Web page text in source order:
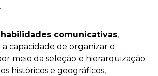
habilidades comunicativas,
capacidade de organizar o
meio da seleção e hierarquização
históricos e geográficos,